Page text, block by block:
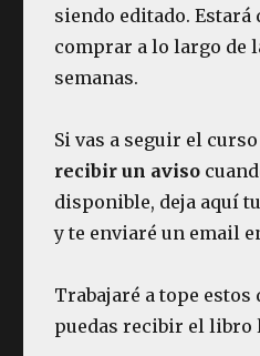
siendo editado.
comprar a lo largo de
semanas.
Si vas a seguir el
recibir un aviso
disponible, deja aquí
y te enviaré un email
Trabajaré a tope estos
puedas recibir el libro